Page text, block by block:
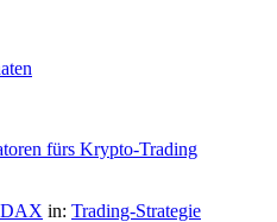
fürs Krypto-Trading
in: Trading-Strategie